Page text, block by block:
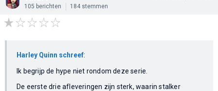
105 berichten 184 stemmen
Harley Quinn schreef:
Ik begrijp de hype niet rondom deze serie.
De eerste drie afleveringen zijn sterk, waarin stalker